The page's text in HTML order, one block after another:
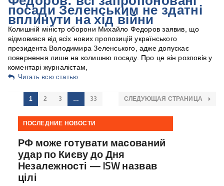
посади Зеленським не здатні
вплинути на хід війни
Колишній міністр оборони Михайло Федоров заявив, що
відмовився від всіх нових пропозицій українського
президента Володимира Зеленського, адже допускає
повернення лише на колишню посаду. Про це він розповів у
коментарі журналістам,
Читать всю статью
1 2 3 … 33 СЛЕДУЮЩАЯ СТРАНИЦА
ПОСЛЕДНИЕ НОВОСТИ
РФ може готувати масований
удар по Києву до Дня
Незалежності — ISW назвав
цілі